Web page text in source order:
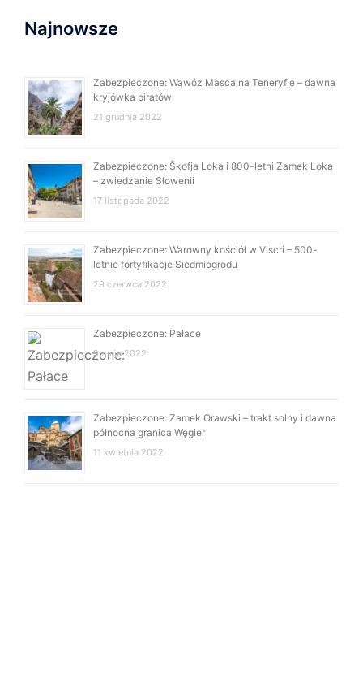
Najnowsze
Zabezpieczone: Wąwóz Masca na Teneryfie – dawna
kryjówka piratów
21 grudnia 2022
Zabezpieczone: Škofja Loka i 800-letni Zamek Loka
– zwiedzanie Słowenii
17 listopada 2022
Zabezpieczone: Warowny kościół w Viscri – 500-
letnie fortyfikacje Siedmiogrodu
29 czerwca 2022
Zabezpieczone: Pałace
9 maja 2022
Zabezpieczone: Zamek Orawski – trakt solny i dawna
północna granica Węgier
11 kwietnia 2022